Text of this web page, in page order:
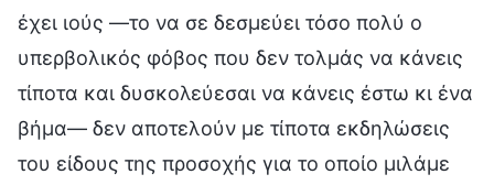
έχει ιούς —το να σε δεσμεύει τόσο πολύ ο
υπερβολικός φόβος που δεν τολμάς να κάνεις
τίποτα και δυσκολεύεσαι να κάνεις έστω κι ένα
βήμα— δεν αποτελούν με τίποτα εκδηλώσεις
του είδους της προσοχής για το οποίο μιλάμε